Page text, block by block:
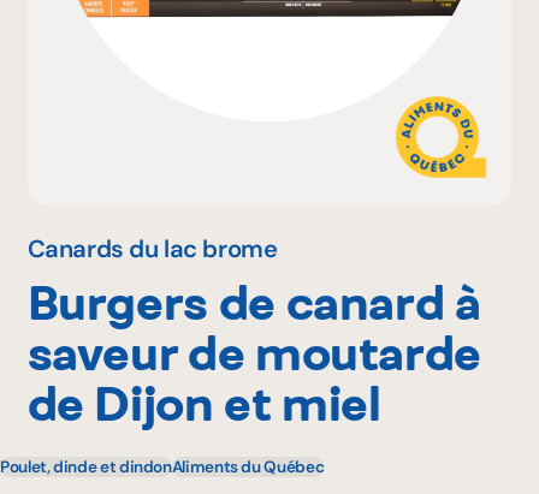
À propos
EN
Canards du lac brome
Burgers de canard à
saveur de moutarde
de Dijon et miel
Poulet, dinde et dindonAliments du Québec